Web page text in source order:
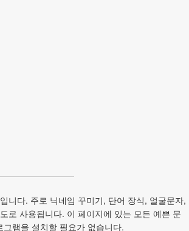
니다. 주로 닉네임 꾸미기, 단어 장식, 얼굴문자,
로 사용됩니다. 이 페이지에 있는 모든 예쁜 문
램을 설치할 필요가 없습니다.